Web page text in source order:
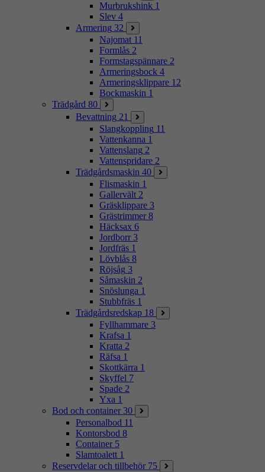
Murbrukshink 1
Slev 4
Armering 32
Najomat 11
Formlås 2
Formstagspännare 2
Armeringsbock 4
Armeringsklippare 12
Bockmaskin 1
Trädgård 80
Bevattning 21
Slangkoppling 11
Vattenkanna 1
Vattenslang 2
Vattenspridare 2
Trädgårdsmaskin 40
Flismaskin 1
Gallervält 2
Gräsklippare 3
Grästrimmer 8
Häcksax 6
Jordborr 3
Jordfräs 1
Lövblås 8
Röjsåg 3
Såmaskin 2
Snöslunga 1
Stubbfräs 1
Trädgårdsredskap 18
Fyllhammare 3
Krafsa 1
Kratta 2
Räfsa 1
Skottkärra 1
Skyffel 7
Spade 2
Yxa 1
Bod och container 30
Personalbod 11
Kontorsbod 8
Container 5
Slamtoalett 1
Reservdelar och tillbehör 75